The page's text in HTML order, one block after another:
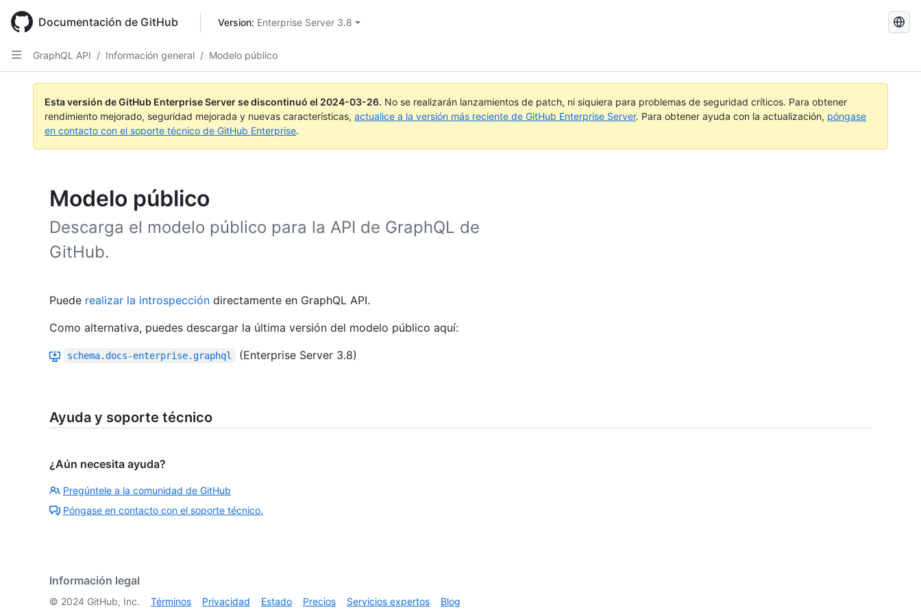
main
content
Documentación de GitHub Version: Enterprise Server 3.8
Buscar
GraphQL API / Información general / Modelo público
Esta versión de GitHub Enterprise Server se discontinuó el 2024-03-26. No se realizarán lanzamientos de patch, ni siquiera para problemas de seguridad críticos. Para obtener
rendimiento mejorado, seguridad mejorada y nuevas características, actualice a la versión más reciente de GitHub Enterprise Server. Para obtener ayuda con la actualización, póngase
en contacto con el soporte técnico de GitHub Enterprise.
Modelo público
Descarga el modelo público para la API de GraphQL de
GitHub.
Puede realizar la introspección directamente en GraphQL API.
Como alternativa, puedes descargar la última versión del modelo público aquí:
schema.docs-enterprise.graphql (Enterprise Server 3.8)
Ayuda y soporte técnico
¿Aún necesita ayuda?
Pregúntele a la comunidad de GitHub
Póngase en contacto con el soporte técnico.
Información legal
© 2024 GitHub, Inc. Términos Privacidad Estado Precios Servicios expertos Blog